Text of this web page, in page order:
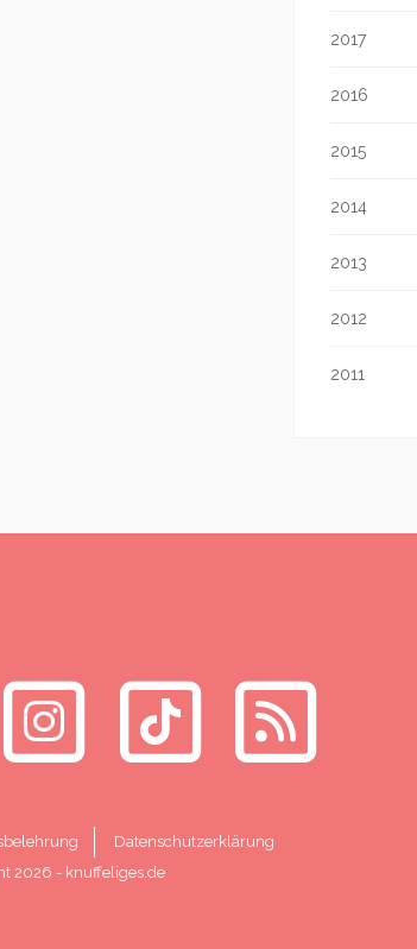
2017
2016
2015
2014
2013
2012
2011
Datenschutzerklärung
2026 - knuffeliges.de